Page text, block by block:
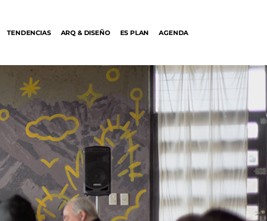
TENDENCIAS ARQ & DISEÑO ES PLAN AGENDA